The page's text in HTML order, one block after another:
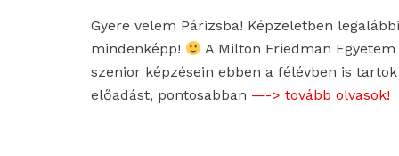
Gyere velem Párizsba! Képzeletben
mindenképp!
A Milton Friedman Egyetem
szenior képzésein ebben a félévben is tartok
előadást, pontosabban —-> tovább olvasok!